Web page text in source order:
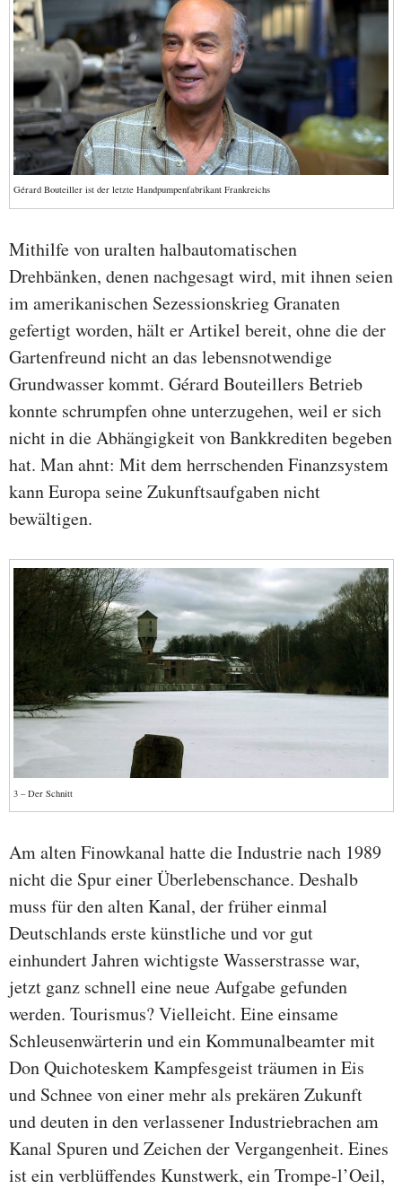
Gérard Bouteiller ist der letzte Handpumpenfabrikant Frankreichs
Mithilfe von uralten halbautomatischen
Drehbänken, denen nachgesagt wird, mit ihnen seien
im amerikanischen Sezessionskrieg Granaten
gefertigt worden, hält er Artikel bereit, ohne die der
Gartenfreund nicht an das lebensnotwendige
Grundwasser kommt. Gérard Bouteillers Betrieb
konnte schrumpfen ohne unterzugehen, weil er sich
nicht in die Abhängigkeit von Bankkrediten begeben
hat. Man ahnt: Mit dem herrschenden Finanzsystem
kann Europa seine Zukunftsaufgaben nicht
bewältigen.
3 – Der Schnitt
Am alten Finowkanal hatte die Industrie nach 1989
nicht die Spur einer Überlebenschance. Deshalb
muss für den alten Kanal, der früher einmal
Deutschlands erste künstliche und vor gut
einhundert Jahren wichtigste Wasserstrasse war,
jetzt ganz schnell eine neue Aufgabe gefunden
werden. Tourismus? Vielleicht. Eine einsame
Schleusenwärterin und ein Kommunalbeamter mit
Don Quichoteskem Kampfesgeist träumen in Eis
und Schnee von einer mehr als prekären Zukunft
und deuten in den verlassener Industriebrachen am
Kanal Spuren und Zeichen der Vergangenheit. Eines
ist ein verblüffendes Kunstwerk, ein Trompe-l’Oeil,